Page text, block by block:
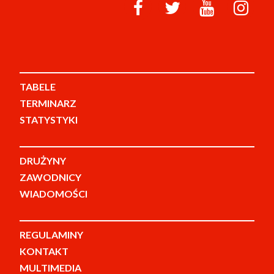
TABELE
TERMINARZ
STATYSTYKI
DRUŻYNY
ZAWODNICY
WIADOMOŚCI
REGULAMINY
KONTAKT
MULTIMEDIA